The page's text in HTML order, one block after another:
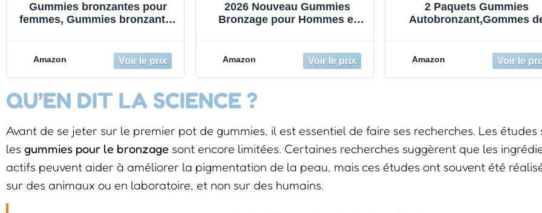
Gummies bronzantes pour
femmes, Gummies bronzantes
d'astaxanthine, bêta-carotène
et lycopène, éclat de la peau
naturel, gummies
Amazon
2026 Nouveau Gummies
Bronzage pour Hommes et
Hydrate la Peau et Lui
Redonne Son Éclat Naturel
Amazon
2 Paquets Gummies
Autobronzant,Gommes
rapide sans
éclat de la peau et
Amazon
QU’EN DIT LA SCIENCE ?
Avant de se jeter sur le premier pot de gummies, il est essentiel de faire ses recherches. Les études
les gummies pour le bronzage sont encore limitées. Certaines recherches suggèrent que les
actifs peuvent aider à améliorer la pigmentation de la peau, mais ces études ont souvent été
sur des animaux ou en laboratoire, et non sur des humains.